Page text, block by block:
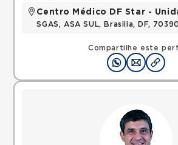
Compartilhe este
Centro Médico DF Star -
SGAS, ASA SUL, Brasilia, DF,